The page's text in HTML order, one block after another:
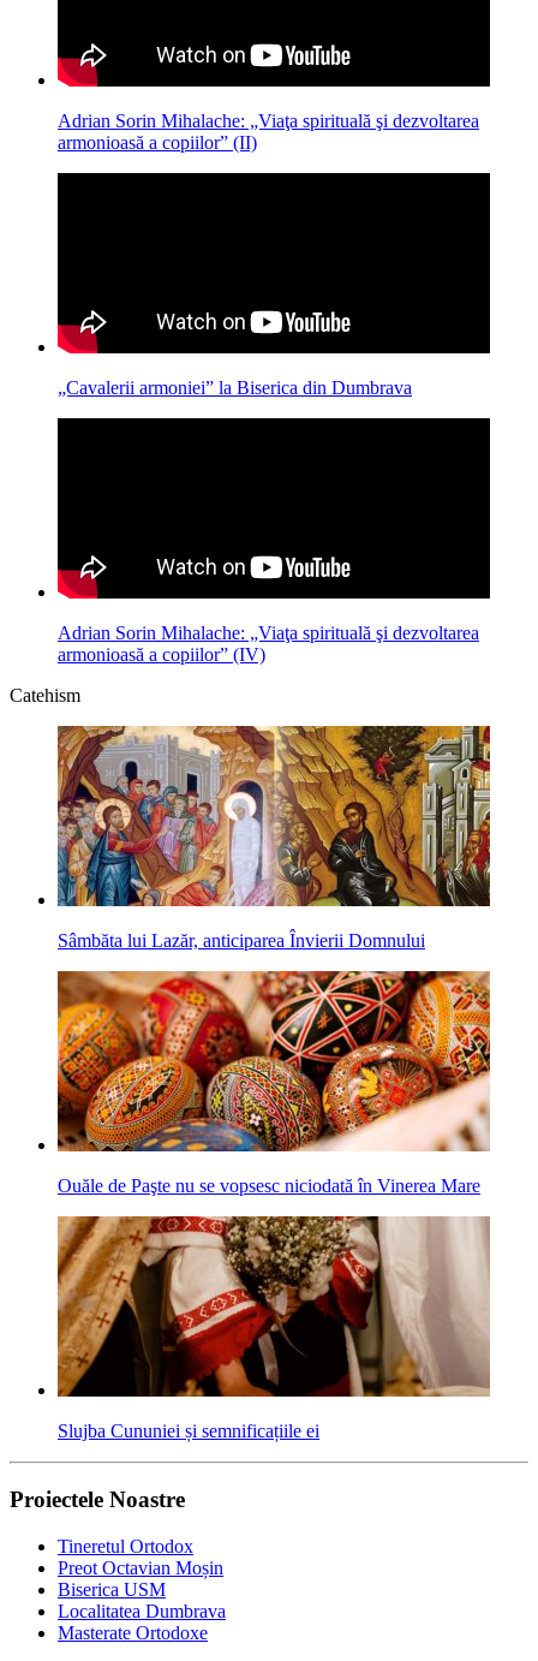
Adrian Sorin Mihalache: „Viaţa spirituală şi dezvoltarea
armonioasă a copiilor” (II)
„Cavalerii armoniei” la Biserica din Dumbrava
Adrian Sorin Mihalache: „Viaţa spirituală şi dezvoltarea
armonioasă a copiilor” (IV)
Catehism
Sâmbăta lui Lazăr, anticiparea Învierii Domnului
Ouăle de Paşte nu se vopsesc niciodată în Vinerea Mare
Slujba Cununiei și semnificațiile ei
Proiectele Noastre
Tineretul Ortodox
Preot Octavian Moșin
Biserica USM
Localitatea Dumbrava
Masterate Ortodoxe